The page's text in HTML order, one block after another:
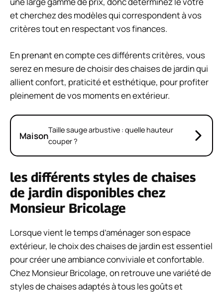
et cherchez des modèles qui correspondent à vos
critères tout en respectant vos finances.
En prenant en compte ces différents critères, vous
serez en mesure de choisir des chaises de jardin qui
allient confort, praticité et esthétique, pour profiter
pleinement de vos moments en extérieur.
MaisonTaille sauge arbustive : quelle hauteur
couper ?
les différents styles de chaises
de jardin disponibles chez
Monsieur Bricolage
Lorsque vient le temps d’aménager son espace
extérieur, le choix des chaises de jardin est essentiel
pour créer une ambiance conviviale et confortable.
Chez Monsieur Bricolage, on retrouve une variété de
styles de chaises adaptés à tous les goûts et